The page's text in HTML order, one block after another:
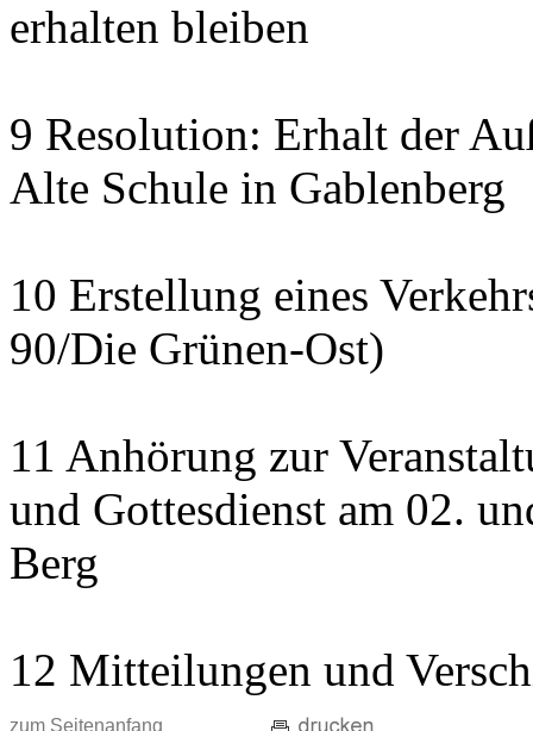
erhalten bleiben
9 Resolution: Erhalt der
Alte Schule in Gablenberg
10 Erstellung eines
90/Die Grünen-Ost)
11 Anhörung zur
und Gottesdienst am 02.
Berg
12 Mitteilungen und
zum Seitenanfang